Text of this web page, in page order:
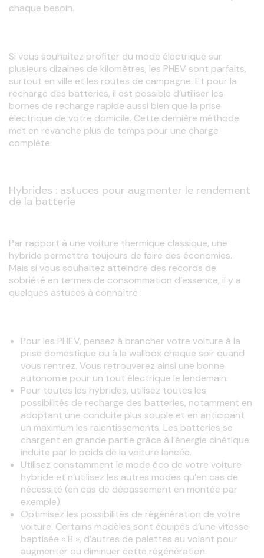
chaque besoin.
Si vous souhaitez profiter du mode électrique sur
plusieurs dizaines de kilomètres, les PHEV sont parfaits,
surtout en ville et les routes de campagne. Et pour la
recharge des batteries, il est possible d’utiliser les
bornes de recharge rapide aussi bien que la prise
électrique de votre domicile. Cette dernière méthode
met en revanche plus de temps pour une charge
complète.
Hybrides : astuces pour augmenter le rendement
de la batterie
Par rapport à une voiture thermique classique, une
hybride permettra toujours de faire des économies.
Mais si vous souhaitez atteindre des records de
sobriété en termes de consommation d’essence, il y a
quelques astuces à connaître :
Pour les PHEV, pensez à brancher votre voiture à la
prise domestique ou à la wallbox chaque soir quand
vous rentrez. Vous retrouverez ainsi une bonne
autonomie pour un tout électrique le lendemain.
Pour toutes les hybrides, utilisez toutes les
possibilités de recharge des batteries, notamment en
adoptant une conduite plus souple et en anticipant
un maximum les ralentissements. Les batteries se
chargent en grande partie grâce à l’énergie cinétique
induite par le poids de la voiture lancée.
Utilisez constamment le mode éco de votre voiture
hybride et n’utilisez les autres modes qu’en cas de
nécessité (en cas de dépassement en montée par
exemple).
Optimisez les possibilités de régénération de votre
voiture. Certains modèles sont équipés d’une vitesse
baptisée « B », d’autres de palettes au volant pour
augmenter ou diminuer cette régénération.